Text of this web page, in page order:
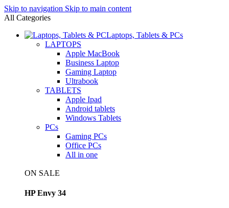
Skip to navigation Skip to main content
All Categories
Laptops, Tablets & PCs
LAPTOPS
Apple MacBook
Business Laptop
Gaming Laptop
Ultrabook
TABLETS
Apple Ipad
Android tablets
Windows Tablets
PCs
Gaming PCs
Office PCs
All in one
ON SALE
HP Envy 34